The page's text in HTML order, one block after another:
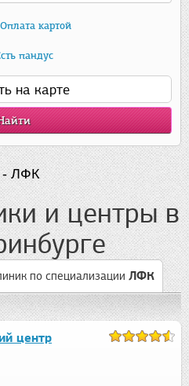
Оплата картой
пандус
на карте
-ЛФК
и центры в
по специализации ЛФК
центр